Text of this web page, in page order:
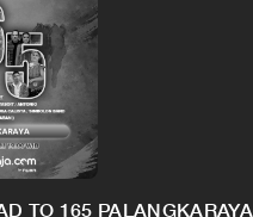
TO 165 PALANGKARAYA